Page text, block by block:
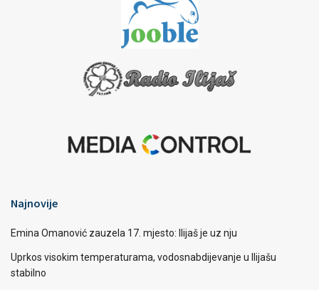
Najnovije
Emina Omanović zauzela 17. mjesto: Ilijaš je uz nju
Uprkos visokim temperaturama, vodosnabdijevanje u Ilijašu
stabilno